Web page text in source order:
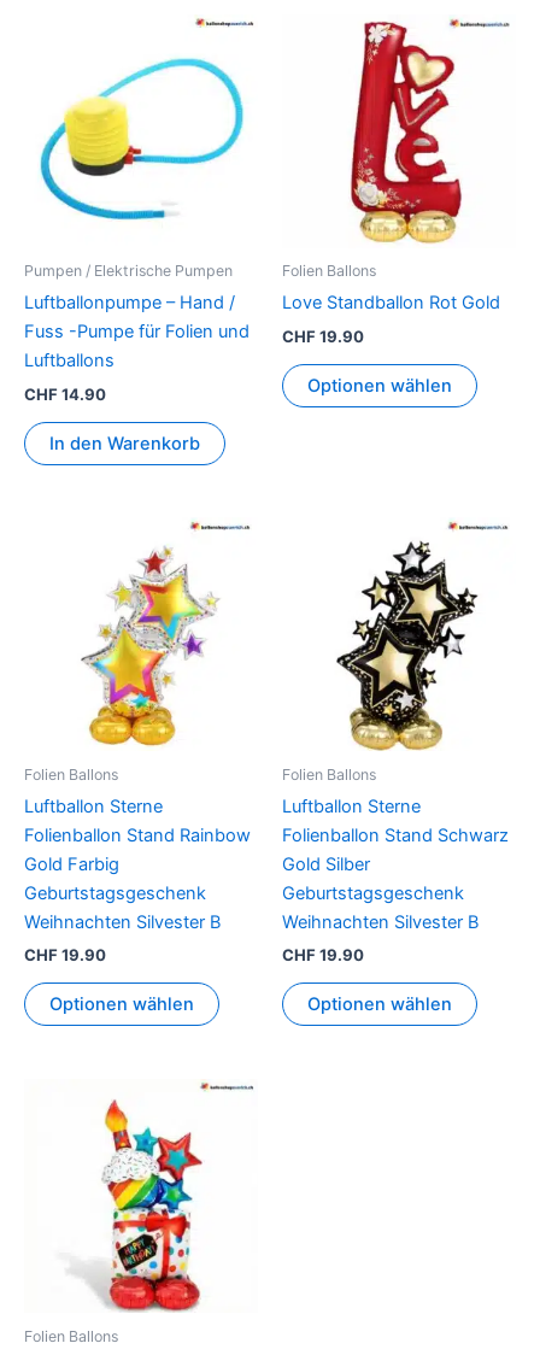
Pumpen / Elektrische Pumpen
Luftballonpumpe – Hand /
Fuss -Pumpe für Folien und
Luftballons
CHF14.90
In den Warenkorb
Folien Ballons
Love Standballon Rot Gold
CHF19.90
Optionen wählen
Folien Ballons
Luftballon Sterne
Folienballon Stand Rainbow
Gold Farbig
Geburtstagsgeschenk
Weihnachten Silvester B
CHF19.90
Optionen wählen
Folien Ballons
Luftballon Sterne
Folienballon Stand Schwarz
Gold Silber
Geburtstagsgeschenk
Weihnachten Silvester B
CHF19.90
Optionen wählen
Folien Ballons